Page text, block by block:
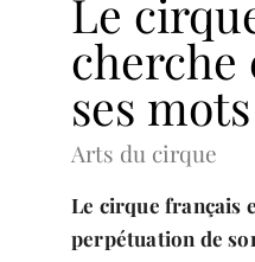
Le
cherche
ses mots
Arts du cirque
Le cirque français
perpétuation de